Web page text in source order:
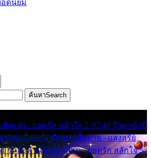
ค้นหาSearch
ยังแจ๋ว - ยอดรัก สลักใจ 2. 02:49 รักมาห้าปี
รรณ 3. 05:57 รักสาวเสื้อลาย - แสงสุรีย์
รักสะท้านดินสะเทือน - ยอดรัก สลักใจ 5.